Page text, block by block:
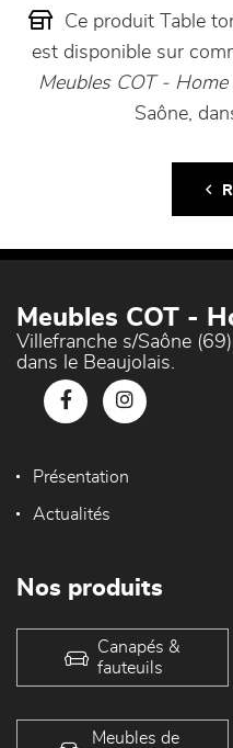
Ce produit Table
est disponible sur
Meubles COT - Home
Saône,
Meubles COT -
Villefranche s/Saône
dans le Beaujolais.
Présentation
Actualités
Nos produits
Canapés &
fauteuils
Meubles de